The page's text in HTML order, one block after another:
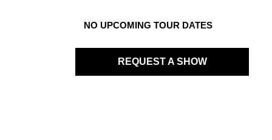
NO UPCOMING TOUR DATES
REQUEST A SHOW